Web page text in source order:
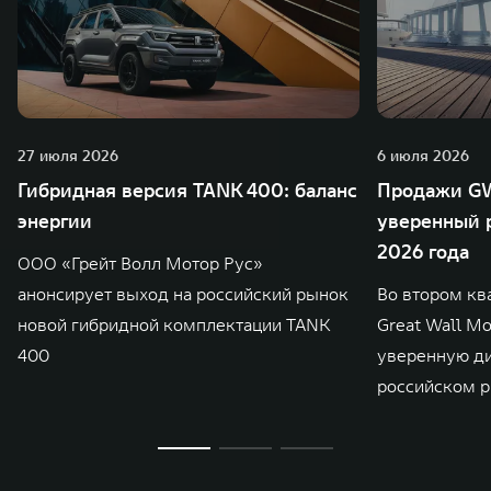
27 июля 2026
Гибридная версия TANK 400: баланс
энергии
ООО «Грейт Волл Мотор Рус»
анонсирует выход на российский рынок
новой гибридной комплектации TANK
400
6 июля 2026
Продажи
уверенный
2026 года
Во втором
Great Wall
уверенную
российском